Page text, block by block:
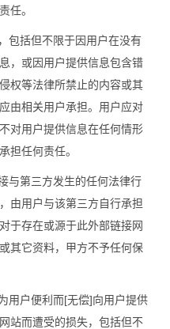
任。
括但不限于因用户在没有
，或因用户提供信息包含错
权等法律所禁止的内容或其
由相关用户承担。用户应对
对用户提供信息在任何情形
担任何责任。
第三方发生的任何法律行
由用户与该第三方自行承担
于存在或源于此外部链接网
其它资料，甲方不予任何保
户便利而[无偿]向用户提供
站而遭受的损失，包括但不